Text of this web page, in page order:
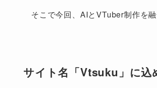
そこで今回、AIとVTuber制作を
サイト名「Vtsuku」に込